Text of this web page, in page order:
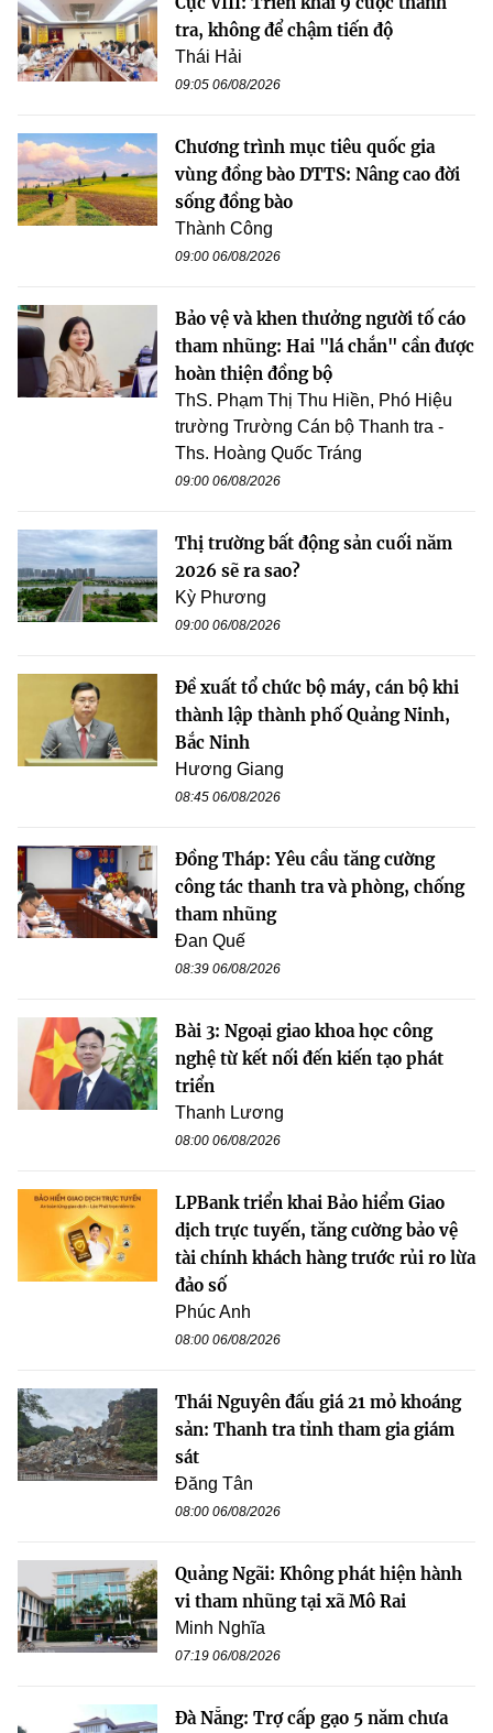
tra, không để chậm tiến độ
Thái Hải
09:05 06/08/2026
Chương trình mục tiêu quốc gia
vùng đồng bào DTTS: Nâng cao đời
sống đồng bào
Thành Công
09:00 06/08/2026
Bảo vệ và khen thưởng người tố cáo
tham nhũng: Hai "lá chắn" cần được
hoàn thiện đồng bộ
ThS. Phạm Thị Thu Hiền, Phó Hiệu
trường Trường Cán bộ Thanh tra -
Ths. Hoàng Quốc Tráng
09:00 06/08/2026
Thị trường bất động sản cuối năm
2026 sẽ ra sao?
Kỳ Phương
09:00 06/08/2026
Đề xuất tổ chức bộ máy, cán bộ khi
thành lập thành phố Quảng Ninh,
Bắc Ninh
Hương Giang
08:45 06/08/2026
Đồng Tháp: Yêu cầu tăng cường
công tác thanh tra và phòng, chống
tham nhũng
Đan Quế
08:39 06/08/2026
Bài 3: Ngoại giao khoa học công
nghệ từ kết nối đến kiến tạo phát
triển
Thanh Lương
08:00 06/08/2026
LPBank triển khai Bảo hiểm Giao
dịch trực tuyến, tăng cường bảo vệ
tài chính khách hàng trước rủi ro lừa
đảo số
Phúc Anh
08:00 06/08/2026
Thái Nguyên đấu giá 21 mỏ khoáng
sản: Thanh tra tỉnh tham gia giám
sát
Đăng Tân
08:00 06/08/2026
Quảng Ngãi: Không phát hiện hành
vi tham nhũng tại xã Mô Rai
Minh Nghĩa
07:19 06/08/2026
Đà Nẵng: Trợ cấp gạo 5 năm chưa